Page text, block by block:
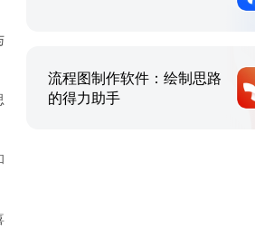
流程图制作软件：绘制思路
的得力助手